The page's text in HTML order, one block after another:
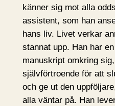
känner sig mot alla
assistent, som han
hans liv. Livet verkar
stannat upp. Han har
manuskript omkring
självförtroende för att
och ge ut den
alla väntar på. Han